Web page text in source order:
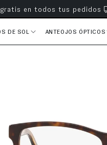
gratis en todos tus pedidos
DE SOL ANTEOJOS ÓPTICOS